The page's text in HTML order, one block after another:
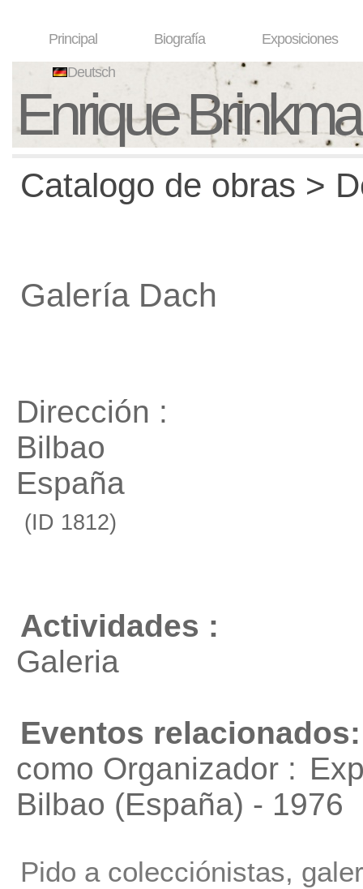
Principal Biografía Exposiciones
Deutsch
Enrique
Catalogo de obras >
Galería Dach
Dirección :
Bilbao
España
(ID 1812)
Actividades :
Galeria
Eventos relacionados:
como Organizador :
Bilbao (España) - 1976
Pido a colecciónistas,